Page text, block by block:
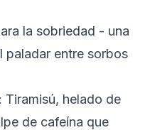
la sobriedad - una
paladar entre sorbos
: Tiramisú, helado de
de cafeína que